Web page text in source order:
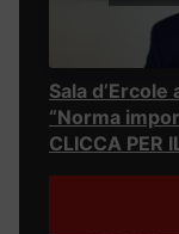
Sala
“Norma
CLICCA PER